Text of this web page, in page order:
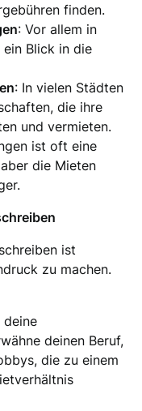
finden.
: Vor allem in
Blick in die
: In vielen Städten
die ihre
und vermieten.
ist oft eine
die Mieten
ist
zu machen.
deine
deinen Beruf,
die zu einem